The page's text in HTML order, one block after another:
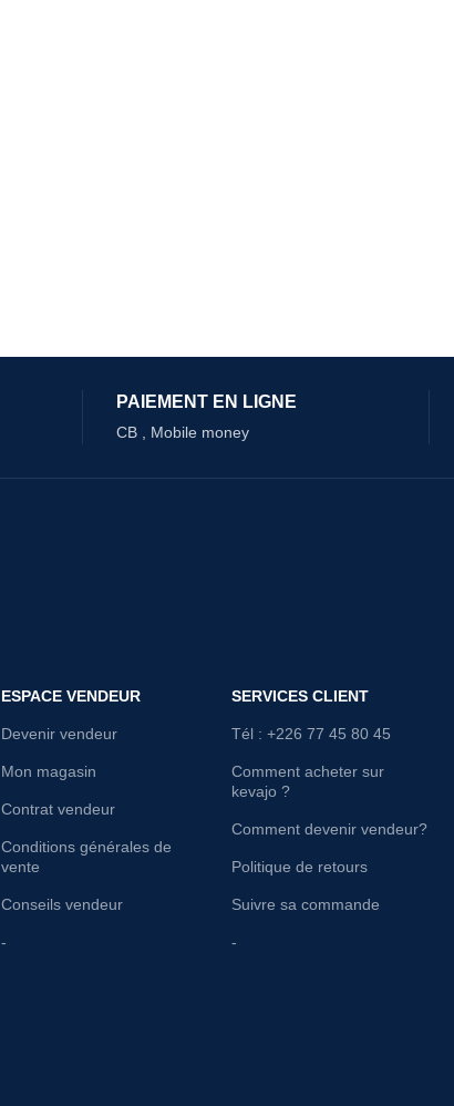
PAIEMENT EN LIGNE
CB , Mobile money
ESPACE VENDEUR
Devenir vendeur
Mon magasin
Contrat vendeur
Conditions générales de
vente
Conseils vendeur
-
SERVICES CLIENT
Tél : +226 77 45 80 45
Comment acheter sur
kevajo ?
Comment devenir vendeur?
Politique de retours
Suivre sa commande
-